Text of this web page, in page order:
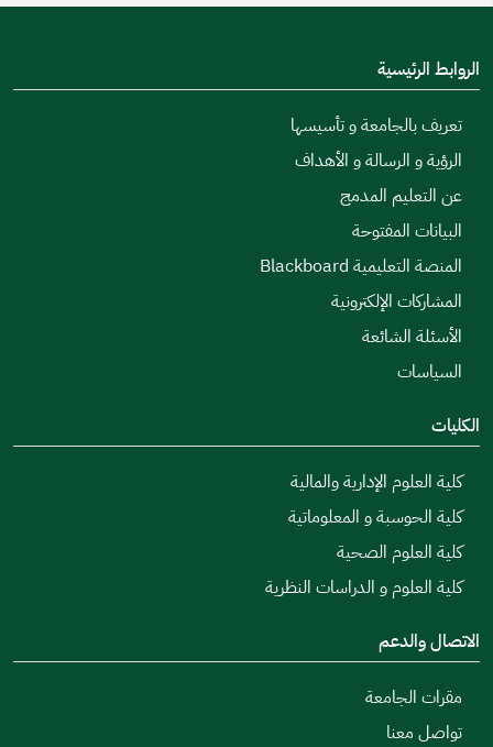
الروابط الرئيسية
تعريف بالجامعة و تأسيسها
الرؤية و الرسالة و الأهداف
عن التعليم المدمج
البيانات المفتوحة
المنصة التعليمية Blackboard
المشاركات الإلكترونية
الأسئلة الشائعة
السياسات
الكليات
كلية العلوم الإدارية والمالية
كلية الحوسبة و المعلوماتية
كلية العلوم الصحية
كلية العلوم و الدراسات النظرية
الاتصال والدعم
مقرات الجامعة
تواصل معنا